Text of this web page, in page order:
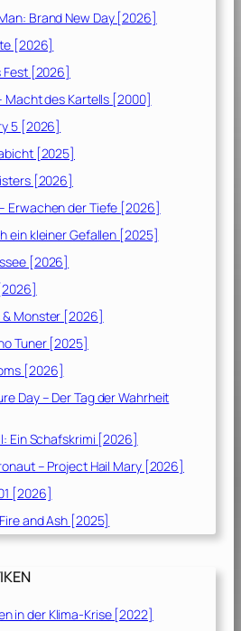
Brand New Day [2026]
[2026]
Fest [2026]
Macht des Kartells [2000]
5 [2026]
[2025]
[2026]
Erwachen der Tiefe [2026]
ein kleiner Gefallen [2025]
[2026]
& Monster [2026]
Tuner [2025]
[2026]
Day – Der Tag der Wahrheit
Ein Schafskrimi [2026]
– Project Hail Mary [2026]
[2026]
and Ash [2025]
in der Klima-Krise [2022]